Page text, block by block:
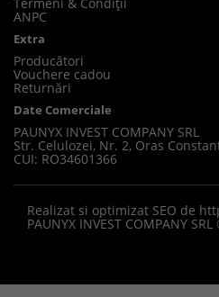
ANPC
Extra
Producători
Vouchere cadou
Returnări
Date Comerciale
PAUNYX INVEST COMPANY SRL
Str. Celulozei, Nr. 2, Oras
CUI: RO34601366
Realizat si optimizat SEO de
PAUNYX INVEST COMPANY